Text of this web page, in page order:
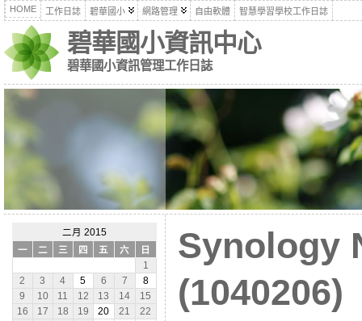
HOME 工作日誌 碧華國小 網路管理 自由軟體 智慧學習學校工作日誌
碧華國小資訊中心
碧華國小資訊管理工作日誌
二月 2015
一
二 三 四 五 六
日
1
2
3 4 5 6 7
8
9
10 11 12 13 14
15
16
17 18 19 20 21
22
Synology
(1040206)